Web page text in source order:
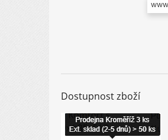
Dostupnost zboží